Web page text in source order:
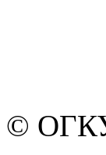
©